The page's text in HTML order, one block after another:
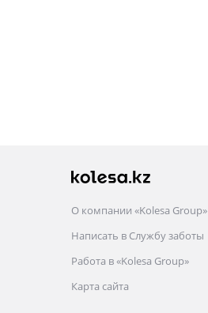
О компании «Kolesa Group»
Написать в Службу заботы
Работа в «Kolesa Group»
Карта сайта